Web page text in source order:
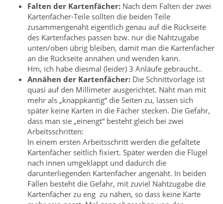
Falten der Kartenfächer: Nach dem Falten der zwei
Kartenfächer-Teile sollten die beiden Teile
zusammengenäht eigentlich genau auf die Rückseite
des Kartenfaches passen bzw. nur die Nahtzugabe
unten/oben übrig bleiben, damit man die Kartenfächer
an die Rückseite annähen und wenden kann.
Hm, ich habe diesmal (leider) 3 Anläufe gebraucht..
Annähen der Kartenfächer: Die Schnittvorlage ist
quasi auf den Millimeter ausgerichtet. Näht man mit
mehr als „knappkantig“ die Seiten zu, lassen sich
später keine Karten in die Fächer stecken. Die Gefahr,
dass man sie „einengt“ besteht gleich bei zwei
Arbeitsschritten:
In einem ersten Arbeitsschritt werden die gefaltete
Kartenfächer seitlich fixiert. Später werden die Flügel
nach innen umgeklappt und dadurch die
darunterliegenden Kartenfächer angenäht. In beiden
Fällen besteht die Gefahr, mit zuviel Nahtzugabe die
Kartenfächer zu eng zu nähen, so dass keine Karte